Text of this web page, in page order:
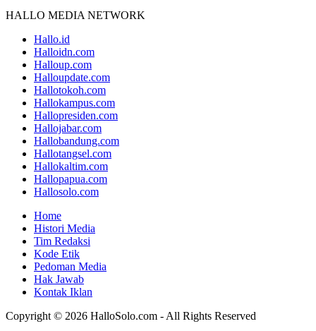
HALLO MEDIA NETWORK
Hallo.id
Halloidn.com
Halloup.com
Halloupdate.com
Hallotokoh.com
Hallokampus.com
Hallopresiden.com
Hallojabar.com
Hallobandung.com
Hallotangsel.com
Hallokaltim.com
Hallopapua.com
Hallosolo.com
Home
Histori Media
Tim Redaksi
Kode Etik
Pedoman Media
Hak Jawab
Kontak Iklan
Copyright © 2026 HalloSolo.com - All Rights Reserved